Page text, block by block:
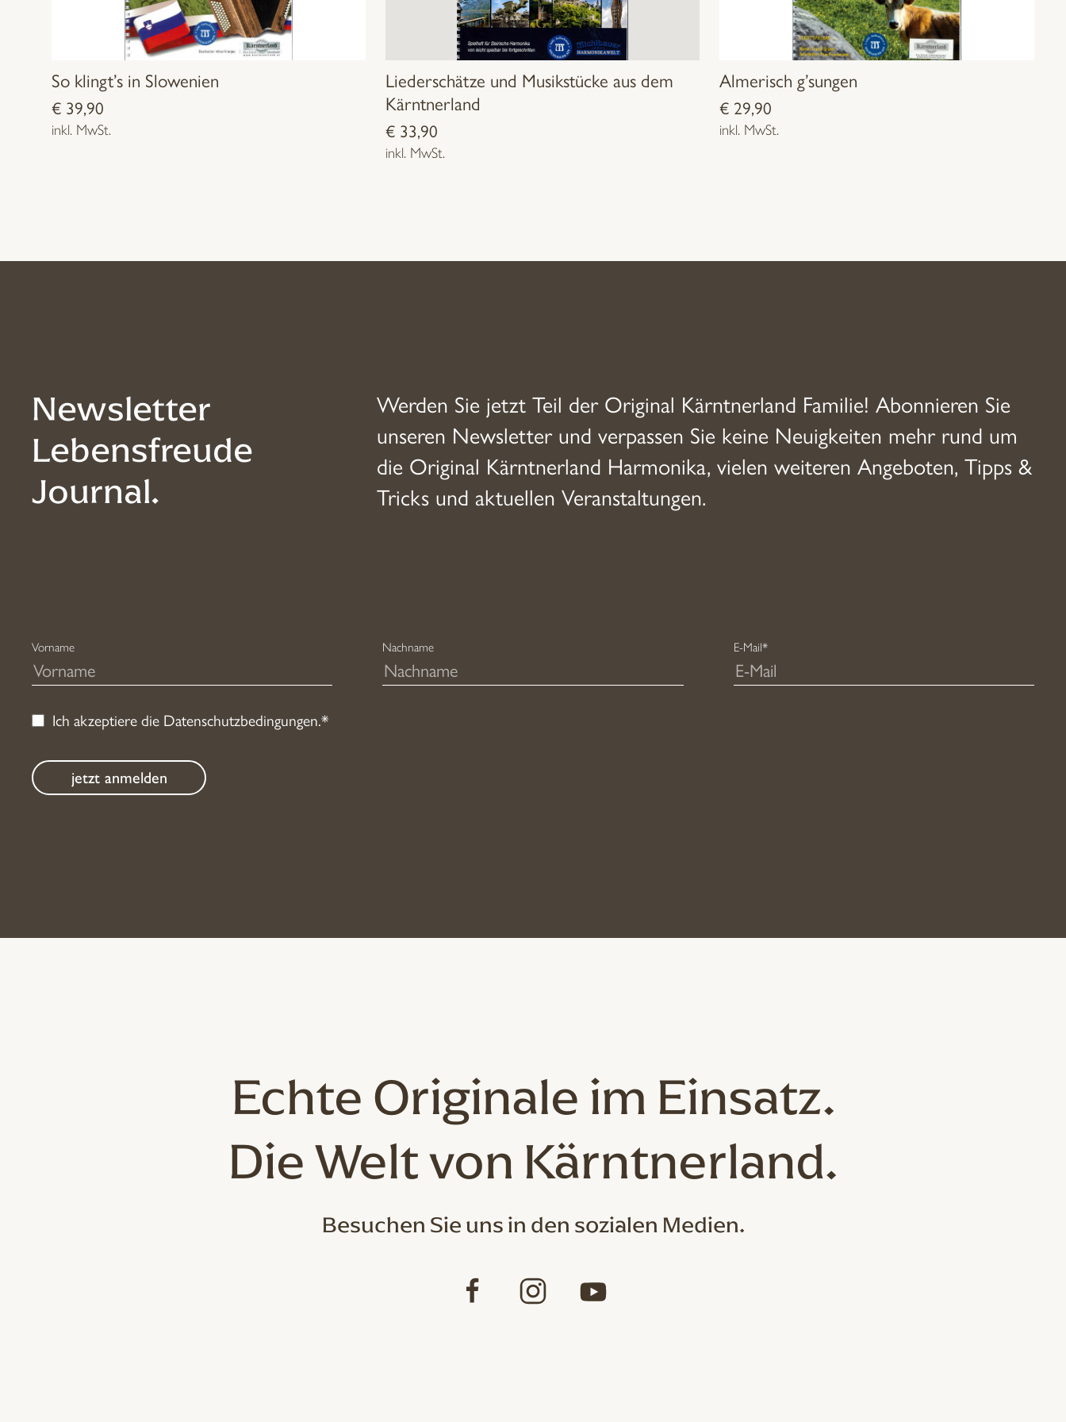
So klingt’s in Slowenien
€ 39,90
inkl. MwSt.
Liederschätze und Musikstücke aus dem
Kärntnerland
€ 33,90
inkl. MwSt.
Almerisch g’sungen
€ 29,90
inkl. MwSt.
Newsletter
Lebensfreude
Journal.
Werden Sie jetzt Teil der Original Kärntnerland Familie! Abonnieren Sie
unseren Newsletter und verpassen Sie keine Neuigkeiten mehr rund um
die Original Kärntnerland Harmonika, vielen weiteren Angeboten, Tipps &
Tricks und aktuellen Veranstaltungen.
Vorname Nachname E-Mail*
Ich akzeptiere die Datenschutzbedingungen.*
Echte Originale im Einsatz.
Die Welt von Kärntnerland.
Besuchen Sie uns in den sozialen Medien.